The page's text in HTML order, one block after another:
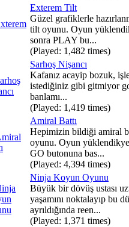
Exterem Tilt
Güzel grafiklerle
tilt oyunu. Oyun
sonra PLAY bu...
(Played: 1,482 times)
Sarhoş Nişancı
Kafanız acayip bozuk,
istediğiniz gibi gitmiyor
banlamı...
(Played: 1,419 times)
Amiral Battı
Hepimizin bildiği amiral
oyunu. Oyun
GO butonuna bas...
(Played: 4,394 times)
Ninja Koyun Oyunu
Büyük bir dövüş ustası
yaşamını noktalayıp bu
ayrıldığında reen...
(Played: 1,371 times)